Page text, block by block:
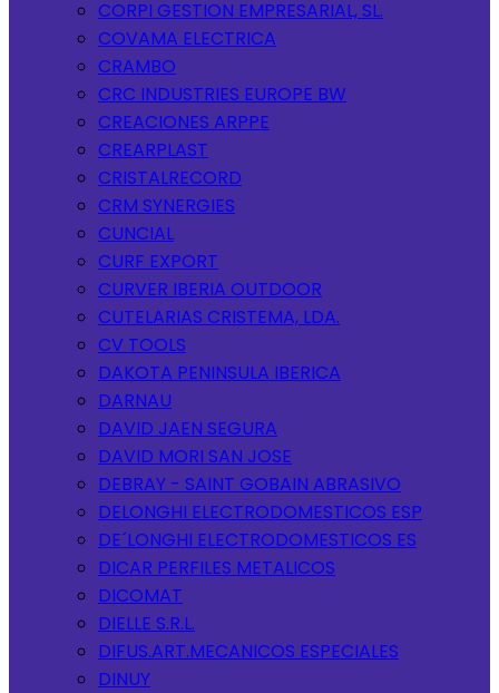
CORPI GESTION EMPRESARIAL, SL.
COVAMA ELECTRICA
CRAMBO
CRC INDUSTRIES EUROPE BW
CREACIONES ARPPE
CREARPLAST
CRISTALRECORD
CRM SYNERGIES
CUNCIAL
CURF EXPORT
CURVER IBERIA OUTDOOR
CUTELARIAS CRISTEMA, LDA.
CV TOOLS
DAKOTA PENINSULA IBERICA
DARNAU
DAVID JAEN SEGURA
DAVID MORI SAN JOSE
DEBRAY - SAINT GOBAIN ABRASIVO
DELONGHI ELECTRODOMESTICOS ESP
DE´LONGHI ELECTRODOMESTICOS ES
DICAR PERFILES METALICOS
DICOMAT
DIELLE S.R.L.
DIFUS.ART.MECANICOS ESPECIALES
DINUY